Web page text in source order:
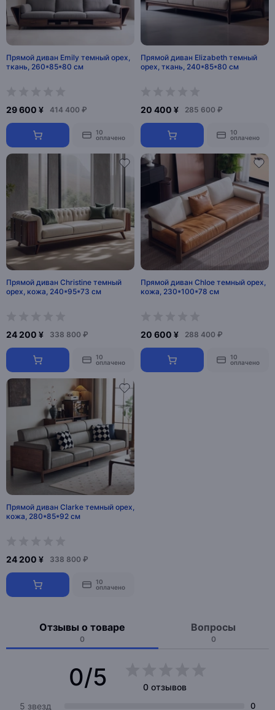
Прямой диван Emily темный орех,
ткань, 260*85*80 см
29 600 ¥ 414 400 ₽
10
оплачено
Прямой диван Elizabeth темный
орех, ткань, 240*85*80 см
20 400 ¥ 285 600 ₽
10
оплачено
Прямой диван Christine темный
орех, кожа, 240*95*73 см
24 200 ¥ 338 800 ₽
10
оплачено
Прямой диван Chloe темный орех,
кожа, 230*100*78 см
20 600 ¥ 288 400 ₽
10
оплачено
Прямой диван Clarke темный орех,
кожа, 280*85*92 см
24 200 ¥ 338 800 ₽
10
оплачено
Отзывы о товаре
0
Вопросы
0
0/5
0 отзывов
5 звезд
0